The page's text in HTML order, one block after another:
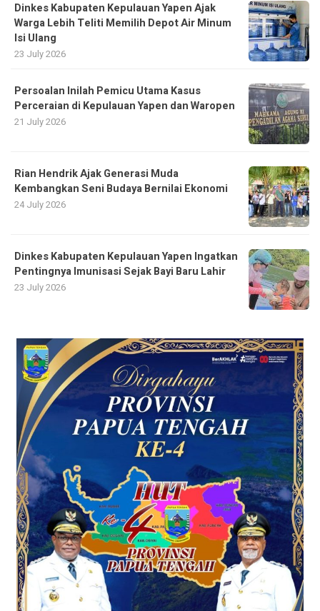
Dinkes Kabupaten Kepulauan Yapen Ajak
Warga Lebih Teliti Memilih Depot Air Minum
Isi Ulang
23 July 2026
Persoalan Inilah Pemicu Utama Kasus
Perceraian di Kepulauan Yapen dan Waropen
21 July 2026
Rian Hendrik Ajak Generasi Muda
Kembangkan Seni Budaya Bernilai Ekonomi
24 July 2026
Dinkes Kabupaten Kepulauan Yapen Ingatkan
Pentingnya Imunisasi Sejak Bayi Baru Lahir
23 July 2026